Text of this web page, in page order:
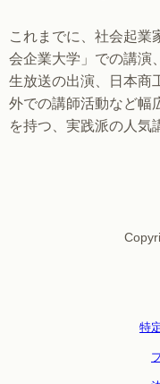
これまでに、社会起業
会企業大学」での講演
生放送の出演、日本商
外での講師活動など幅
を持つ、実践派の人気
特